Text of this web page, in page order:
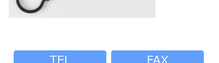
オプションパーツ